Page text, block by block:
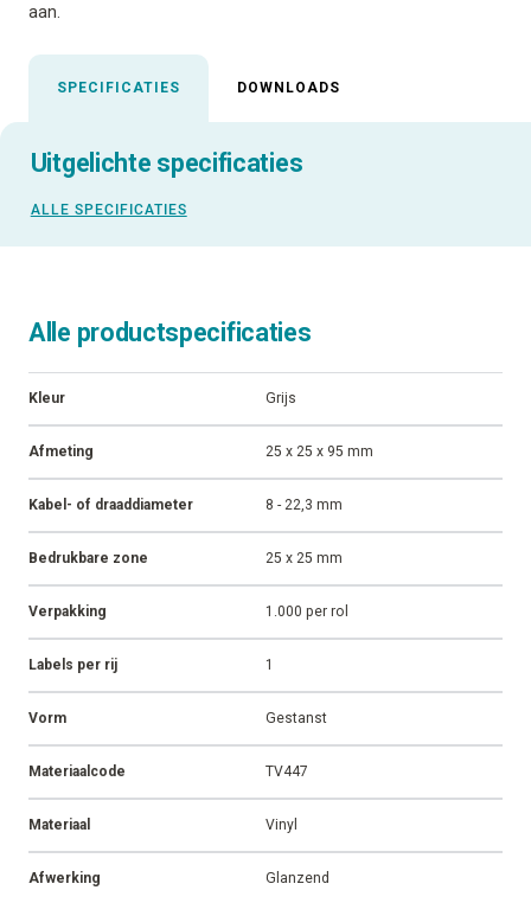
aan.
SPECIFICATIES DOWNLOADS
Uitgelichte specificaties
ALLE SPECIFICATIES
Alle productspecificaties
Kleur Grijs
Afmeting 25 x 25 x 95 mm
Kabel- of draaddiameter 8 - 22,3 mm
Bedrukbare zone 25 x 25 mm
Verpakking 1.000 per rol
Labels per rij 1
Vorm Gestanst
Materiaalcode TV447
Materiaal Vinyl
Afwerking Glanzend